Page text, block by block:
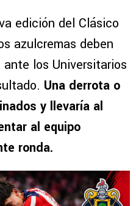
edición del Clásico
azulcremas deben
los Universitarios
Una derrota o
y llevaría al
al equipo
ronda.